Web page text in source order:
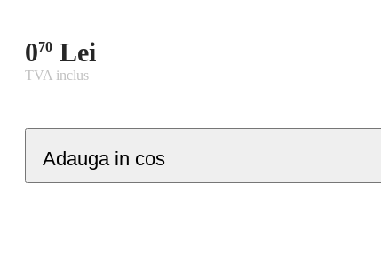
070 Lei
TVA inclus
Adauga in cos